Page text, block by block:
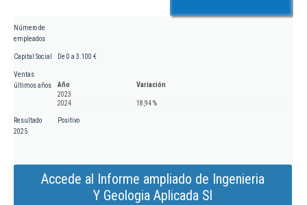
Número de
empleados
Capital Social De 0 a 3.100 €
Ventas
últimos años
Año
Variación
2023
2024
18,94 %
Resultado
2025
Positivo
Accede al Informe ampliado de Ingenieria
Y Geologia Aplicada Sl